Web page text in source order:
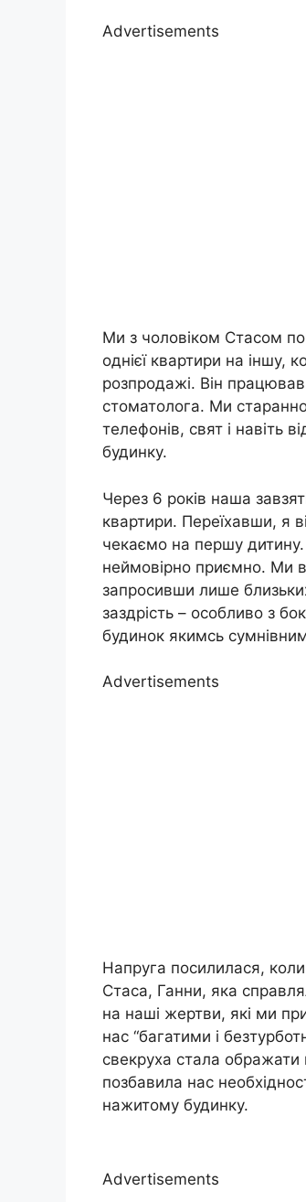
Advertisements
Ми з чоловіком Стасом
однієї квартири на іншу,
розпродажі. Він
стоматолога. Ми
телефонів, свят і навіть
будинку.
Через 6 років наша
квартири. Переїхавши, я
чекаємо на першу
неймовірно приємно. Ми
запросивши лише
заздрість – особливо з
будинок якимсь
Advertisements
Напруга посилилася,
Стаса, Ганни, яка
на наші жертви, які ми
нас “багатими і
свекруха стала
позбавила нас
нажитому будинку.
Advertisements